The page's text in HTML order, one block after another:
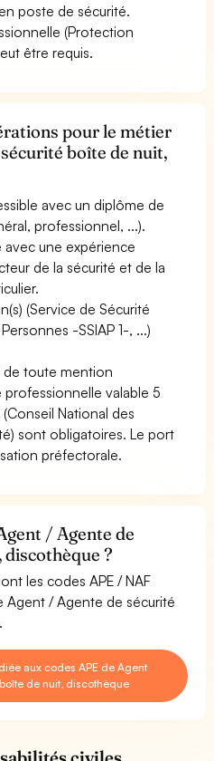
poste de sécurité.
(Protection
être requis.
pour le métier
boîte de nuit,
avec un diplôme de
professionnel, ...).
avec une expérience
de la sécurité et de la
(Service de Sécurité
-SSIAP 1-, ...)
de toute mention
valable 5
National des
sont obligatoires. Le port
préfectorale.
/ Agente de
?
les codes APE / NAF
Agent / Agente de sécurité
aux codes APE de Agent
de nuit, discothèque